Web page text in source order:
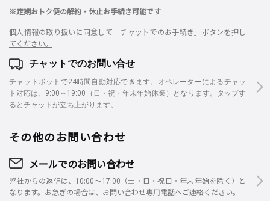
※定期おトク便の解約・休止お手続き可能です
個人情報の取り扱いに同意して「チャットでのお手続き」ボタンを押し
てください。
チャットでのお問い合せ
チャットボットで24時間自動対応できます。オペレーターによるチャッ
ト対応は、9:00～19:00（日・祝・年末年始休業）となります。タップす
るとチャットが立ち上がります。
その他のお問い合わせ
メールでのお問い合わせ
弊社からの返信は、10:00～17:00（土・日・祝日・年末年始を除く）と
なります。お急ぎの場合は、お問い合わせ専用電話へご連絡ください。